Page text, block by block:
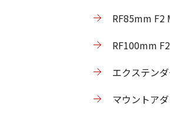
RF85mm F2
RF100mm
エクステン
マウントア